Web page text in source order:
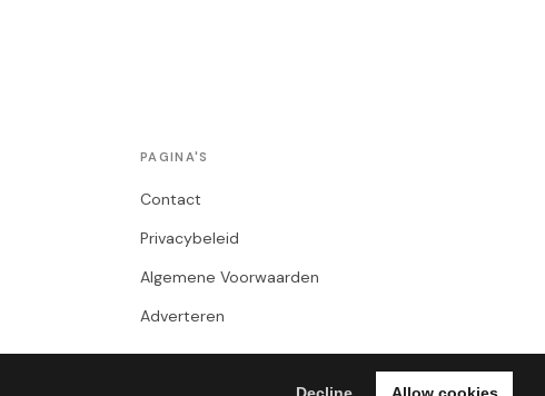
PAGINA'S
Contact
Privacybeleid
Algemene Voorwaarden
Adverteren